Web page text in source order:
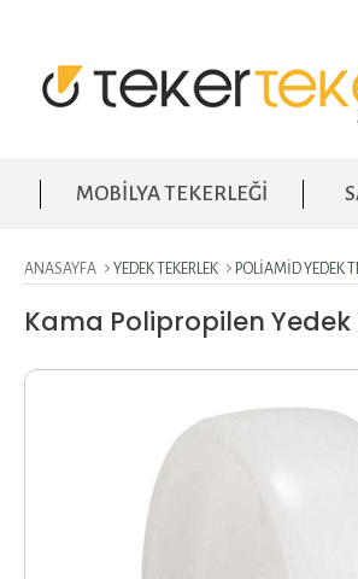
MOBİLYA TEKERLEĞİ
ANASAYFA YEDEK TEKERLEK POLIAMID YEDEK
Kama Polipropilen